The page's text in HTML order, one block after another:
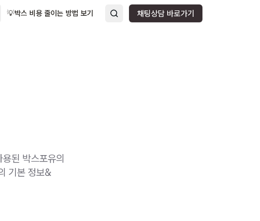
💡박스 비용 줄이는 방법 보기 채팅상담 바로가기
된 박스포유의
기본 정보&